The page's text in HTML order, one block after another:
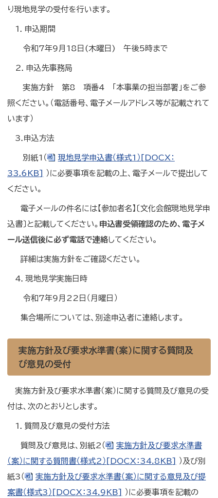
り現地見学の受付を行います。
1．申込期間
令和7年9月18日(木曜日) 午後5時まで
2．申込先事務局
実施方針 第8 項番4 「本事業の担当部署」をご参
照ください。（電話番号、電子メールアドレス等が記載されて
います）
3.申込方法
別紙1（
現地見学申込書（様式1）[DOCX：
33.6KB]
）に必要事項を記載の上、電子メールで提出して
ください。
電子メールの件名には【参加者名】〔文化会館現地見学申
込書〕と記載してください。 申込書受領確認のため、電子メ
ール送信後に必ず電話で連絡してください。
詳細は実施方針をご確認ください。
4．現地見学実施日時
令和7年9月22日（月曜日）
集合場所については、別途申込者に連絡します。
実施方針及び要求水準書（案）に関する質問及
び意見の受付
実施方針及び要求水準書（案）に関する質問及び意見の受
付は、次のとおりとします。
1．質問及び意見の受付方法
質問及び意見は、別紙2（
実施方針及び要求水準書
（案）に関する質問書（様式2）[DOCX：34.8KB]
）及び別
紙3（
実施方針及び要求水準書（案）に関する意見及び提
案書（様式3）[DOCX：34.9KB]
）に必要事項を記載の